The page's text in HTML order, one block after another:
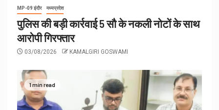
MP-09 इंदौर मध्यप्रदेश
पुलिस की बड़ी कार्रवाई 5 सौ के नकली नोटों के साथ
आरोपी गिरफ्तार
03/08/2026 KAMALGIRI GOSWAMI
1 min read